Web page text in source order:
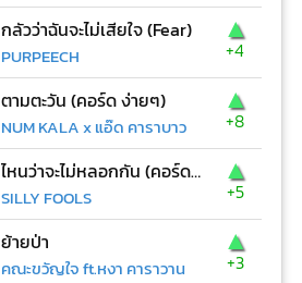
กลัวว่าฉันจะไม่เสียใจ (Fear)
PURPEECH
▲
+4
ตามตะวัน (คอร์ด ง่ายๆ)
NUM KALA x แอ๊ด คาราบาว
▲
+8
ไหนว่าจะไม่หลอกกัน (คอร์ด ง่ายๆ)
SILLY FOOLS
▲
+5
ย้ายป่า
คณะขวัญใจ ft.หงา คาราวาน
▲
+3